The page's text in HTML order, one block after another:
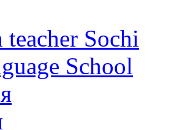
Sochi
School